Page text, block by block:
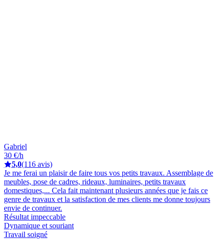
Gabriel
30 €/h
5,0(116 avis)
Je me ferai un plaisir de faire tous vos petits travaux. Assemblage de
meubles, pose de cadres, rideaux, luminaires, petits travaux
domestiques,... Cela fait maintenant plusieurs années que je fais ce
genre de travaux et la satisfaction de mes clients me donne toujours
envie de continuer.
Résultat impeccable
Dynamique et souriant
Travail soigné